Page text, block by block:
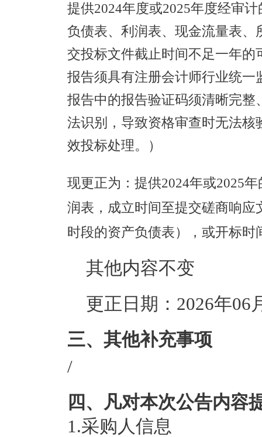
提供2024年度或2025年度经审
负债表、利润表、现金流量表
交投标文件截止时间不足一年
报告须具有注册会计师行业统
报告中的报告验证码须清晰完
法识别，导致资格审查时无法
效投标处理。）
现更正为： 提供2024年或2025
润表，成立时间至提交磋商响
时段的资产负债表），或开标
其他内容不变
更正日期： 2026年06
三、其他补充事项
/
四、凡对本次公告内容
1.采购人信息